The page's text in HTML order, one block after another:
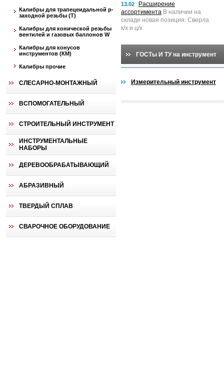
Калибры для трапецеидальной p-
заходной резьбы (T)
Калибры для конической резьбы
вентилей и газовых баллонов W
Калибры для конусов
инструментов (КМ)
Калибры прочие
СЛЕСАРНО-МОНТАЖНЫЙ
ВСПОМОГАТЕЛЬНЫЙ
СТРОИТЕЛЬНЫЙ ИНСТРУМЕНТ
ИНСТРУМЕНТАЛЬНЫЕ
НАБОРЫ
ДЕРЕВООБРАБАТЫВАЮЩИЙ
АБРАЗИВНЫЙ
ТВЕРДЫЙ СПЛАВ
СВАРОЧНОЕ ОБОРУДОВАНИЕ
13.02
Расширение
ассортимента В наличии на
складе новая позиция: Сверла
к/х и ц/х
ГОСТы И ТУ на инструмент
Измерительный инструмент